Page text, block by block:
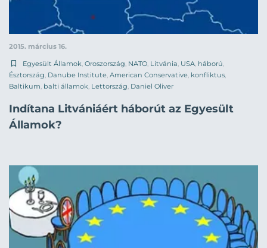
2015. március 16.
Egyesült Államok Oroszország NATO Litvánia USA háború
Észtország Danube Institute American Conservative konfliktus
Baltikum balti államok Lettország Daniel Oliver
Indítana Litvániáért háborút az Egyesült
Államok?